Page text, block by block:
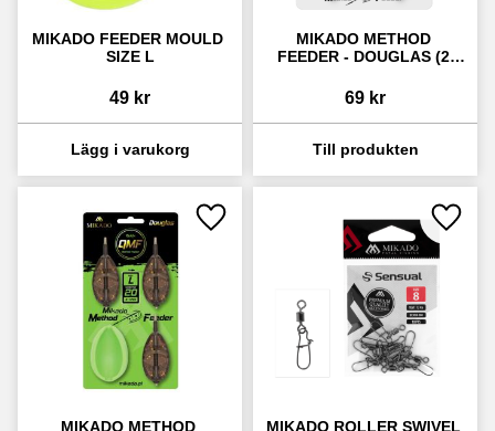
MIKADO FEEDER MOULD
SIZE L
49 kr
MIKADO METHOD
FEEDER - DOUGLAS (2
69 kr
MIKADO METHOD
Lägg till i favoriter
MIKADO ROLLER SWIVEL
Lägg